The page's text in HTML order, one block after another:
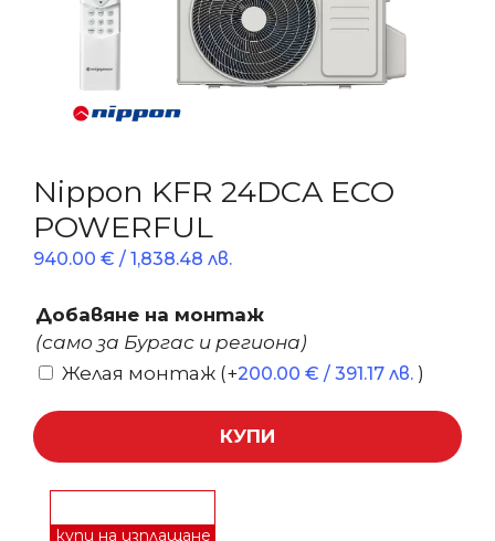
Nippon KFR 24DCA ECO
POWERFUL
940.00 € / 1,838.48 лв.
Добавяне на монтаж
(само за Бургас и региона)
Желая монтаж (+200.00 € / 391.17 лв. )
КУПИ
купи на изплащане